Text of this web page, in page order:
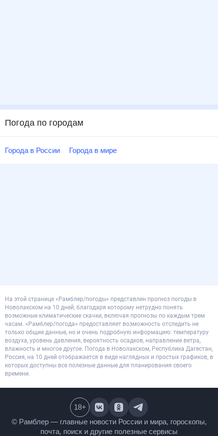
Погода по городам
Города в России Города в мире
На этой странице «Рамблер/погоды» представлен прогноз погоды в
Новолакском на 10 дней, благодаря которому нетрудно понять
возможные климатические скачки, включая прогнозы по каждым трем
часам. «Рамблер/погода» предоставляет возможность отследить не
только общие данные, но и очень подробную информацию: температуру
воздуха, уровень давления, вероятность осадков, направление ветра,
влажность и многое другое. Погода в Новолакском, Республика Дагестан,
Россия, на 10 дней отображается в виде наглядных и простых графиков, в
которых доступны все полезные данные для планирования своего
времени.
© Рамблер — главные новости России и мира,
гороскопы, почта, поиск и другие полезные сервисы
18+